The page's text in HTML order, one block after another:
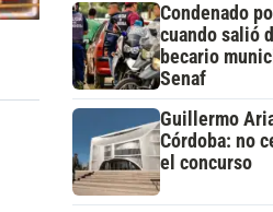
Condenado
cuando salió
becario
Senaf
Guillermo
Córdoba: no
el concurso